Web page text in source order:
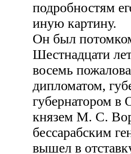
подробностям
иную картину.
Он был
Шестнадцати
восемь
дипломатом,
губернатором в
князем М. С.
бессарабским
вышел в